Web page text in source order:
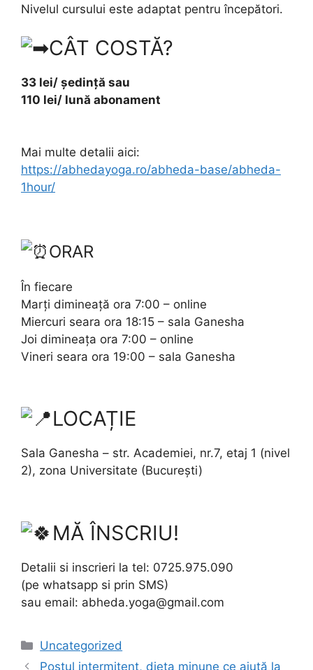
Nivelul cursului este adaptat pentru începători.
CÂT COSTĂ?
33 lei/ ședință sau
110 lei/ lună abonament
Mai multe detalii aici:
https://abhedayoga.ro/abheda-base/abheda-
1hour/
ORAR
În fiecare
Marți dimineață ora 7:00 – online
Miercuri seara ora 18:15 – sala Ganesha
Joi dimineața ora 7:00 – online
Vineri seara ora 19:00 – sala Ganesha
LOCAȚIE
Sala Ganesha – str. Academiei, nr.7, etaj 1 (nivel
2), zona Universitate (București)
MĂ ÎNSCRIU!
Detalii si inscrieri la tel: 0725.975.090
(pe whatsapp si prin SMS)
sau email: abheda.yoga@gmail.com
Categorii
Uncategorized
Postul intermitent, dieta minune ce ajută la